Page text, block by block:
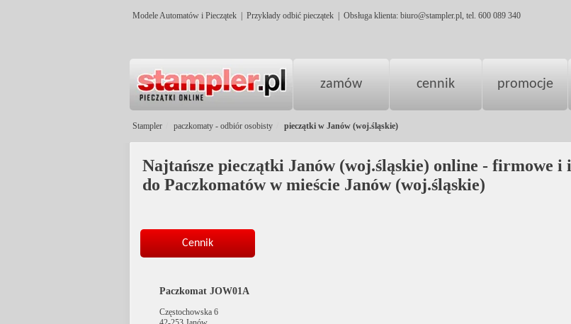
Modele Automatów i Pieczątek Przykłady odbić pieczątek Obsługa klienta: biuro@stampler.pl, tel. 600 089 340
zamów cennik promocje
Stampler paczkomaty - odbiór osobisty pieczątki w Janów (woj.śląskie)
Najtańsze pieczątki Janów (woj.śląskie) online - firmowe i
do Paczkomatów w mieście Janów (woj.śląskie)
Cennik
Paczkomat JOW01A
Częstochowska 6